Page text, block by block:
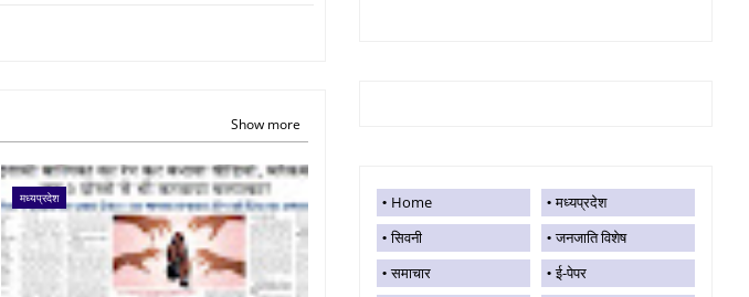
Show more
मध्यप्रदेश Home
मध्यप्रदेश
सिवनी
जनजाति विशेष
समाचार
ई-पेपर